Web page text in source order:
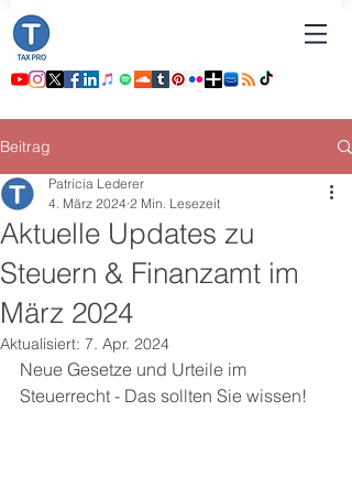
Beitrag
Aktuelle Updates zu
Steuern & Finanzamt im
März 2024
Patricia Lederer
4. März 2024 2 Min. Lesezeit
Aktualisiert: 7. Apr. 2024
Neue Gesetze und Urteile im
Steuerrecht - Das sollten Sie wissen!